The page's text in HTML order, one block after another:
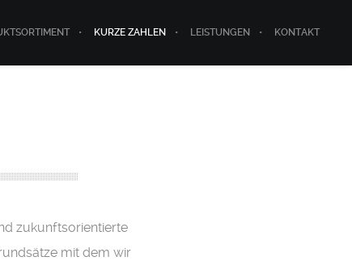
KURZE ZAHLEN LEISTUNGEN KONTAKT
zukunftsorientierte
mit dem wir